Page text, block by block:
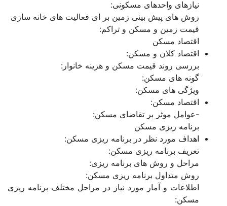
لرستان
مازندران
هرمزگان
یزد
متا بلاگ
تماس با ما
نیازهای واحدهای مسکونی:
روش های پیش بینی زمین بر ای فعالیت های خانه سازی
قيمت زمين و مسكن و تراكم:
اقتصاد مسکن
اقتصاد کلان و مسکن:
بررسی روند قیمت مسکن و هزینه خانوار:
گونه های مسکن:
ویژگی های مسکن:
اقتصاد مسکن:
-عوامل موثر بر تقاضای مسکن:
برنامه ریزی مسکن
اهداف مورد نظر در برنامه ریزی مسکن:
تعریف برنامه ریزی مسکن:
مراحل و روش های برنامه ریزی:
روش متداول برنامه ریزی مسکن:
اطلاعات و آمار مورد نیاز در مراحل مختلف برنامه ریزی
مسکن: